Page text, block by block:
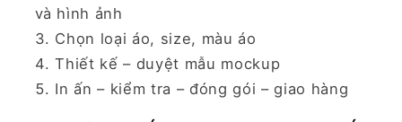
và hình ảnh
Chọn loại áo, size, màu áo
Thiết kế – duyệt mẫu mockup
In ấn – kiểm tra – đóng gói – giao hàng